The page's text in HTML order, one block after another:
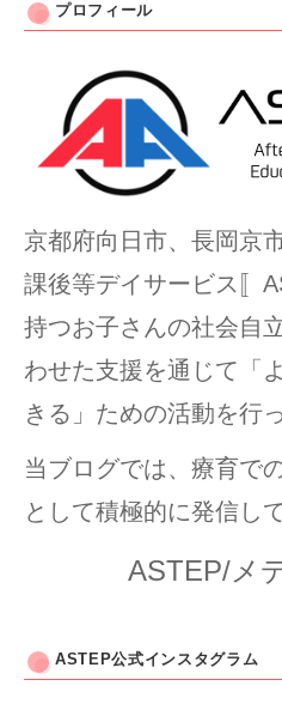
プロフィール
京都府向日市、長岡京
課後等デイサービス〚
持つお子さんの社会自
わせた支援を通じて「
きる」ための活動を行
当ブログでは、療育で
として積極的に発信し
ASTEP/メ
ASTEP公式インスタグラム